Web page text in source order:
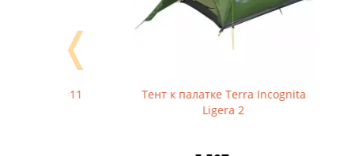
Тент к палатке Terra Incognita
❬